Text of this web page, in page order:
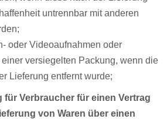
untrennbar mit anderen
oder Videoaufnahmen oder
versiegelten Packung, wenn die
Lieferung entfernt wurde;
Verbraucher für einen Vertrag
von Waren über einen